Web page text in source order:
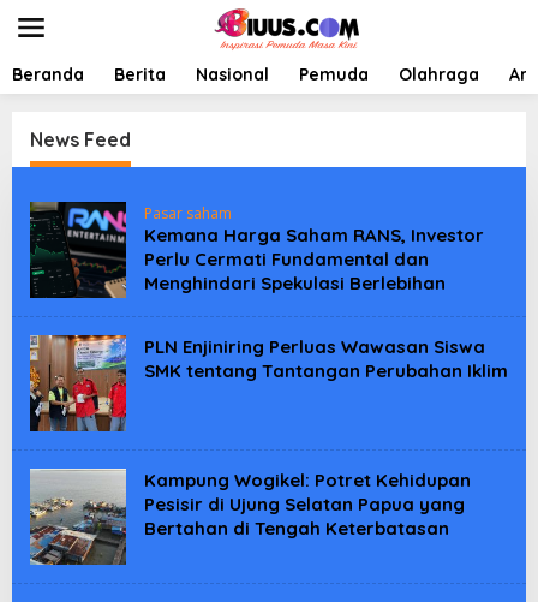
t
Beranda Berita Nasional Pemuda Olahraga
News Feed
I
U
U
S
O
N
E
S
A
Pasar saham
Kemana Harga Saham RANS, Investor
Perlu Cermati Fundamental dan
Menghindari Spekulasi Berlebihan
PLN Enjiniring Perluas Wawasan Siswa
SMK tentang Tantangan Perubahan Iklim
Kampung Wogikel: Potret Kehidupan
Pesisir di Ujung Selatan Papua yang
Bertahan di Tengah Keterbatasan